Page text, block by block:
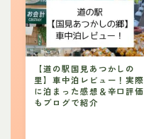
【道の駅国見あつかしの
里】車中泊レビュー！実際
に泊まった感想＆辛口評価
もブログで紹介